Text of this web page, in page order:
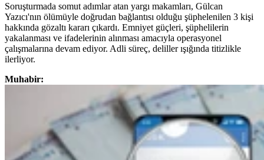
Soruşturmada somut adımlar atan yargı makamları, Gülcan
Yazıcı'nın ölümüyle doğrudan bağlantısı olduğu şüphelenilen 3 kişi
hakkında gözaltı kararı çıkardı. Emniyet güçleri, şüphelilerin
yakalanması ve ifadelerinin alınması amacıyla operasyonel
çalışmalarına devam ediyor. Adli süreç, deliller ışığında titizlikle
ilerliyor.
Muhabir: